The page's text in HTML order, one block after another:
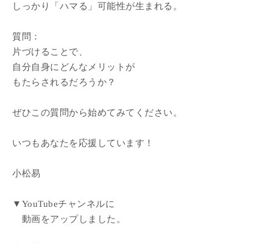
しっかり「ハマる」可能性が生まれる。
質問：
片づけることで、
自分自身にどんなメリットが
もたらされるだろうか？
ぜひこの質問から始めてみてください。
いつもあなたを応援しています！
小松易
▼YouTubeチャンネルに
動画をアップしました。